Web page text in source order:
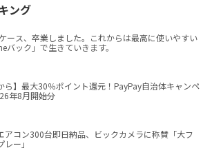
ング
ース、卒業しました。これからは最高に使いやすい
バック」で生きていきます。
ら】最大30％ポイント還元！PayPay自治体キャンペ
年8月開始分
アコン300台即日納品、ビックカメラに称賛「大フ
ー」